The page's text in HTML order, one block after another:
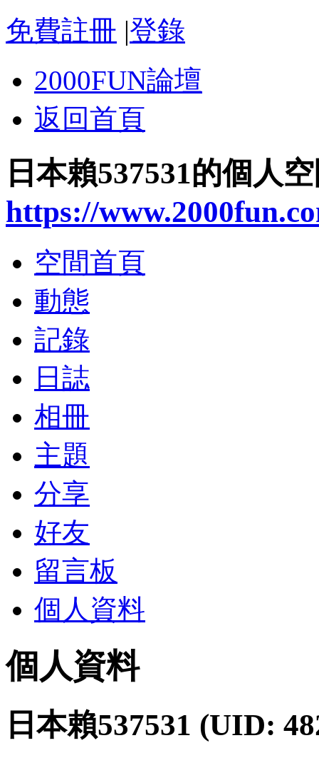
免費註冊 |登錄
2000FUN論壇
返回首頁
日本賴537531的個人
https://
空間首頁
動態
記錄
日誌
相冊
主題
分享
好友
留言板
個人資料
個人資料
日本賴537531 (UID: